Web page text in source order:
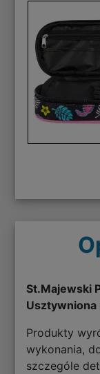
St.Majewski
Produkty
wykonania,
szczególe